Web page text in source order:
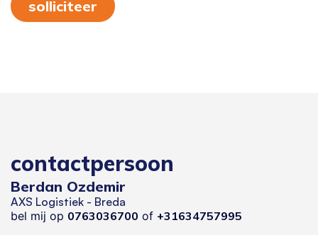
solliciteer
contactpersoon
Berdan Ozdemir
AXS Logistiek - Breda
bel mij op 0763036700 of +31634757995